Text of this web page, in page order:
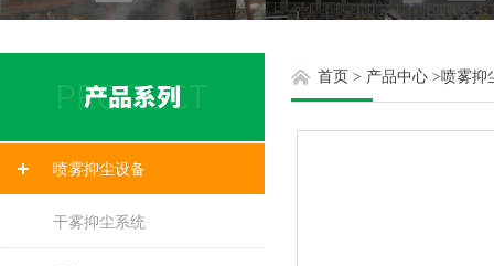
喷雾抑尘设备
干雾抑尘系统
首页 > 产品中心 >喷雾抑